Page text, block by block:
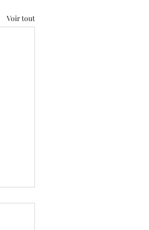
Voir tout